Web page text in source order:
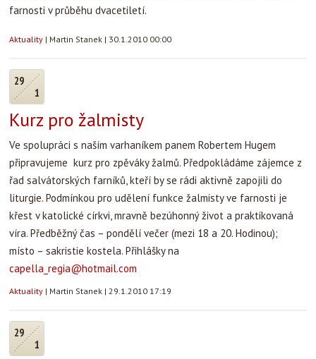
farnosti v průběhu dvacetiletí.
Aktuality | Martin Stanek | 30.1.2010 00:00
29
1
Kurz pro žalmisty
Ve spolupráci s naším varhaníkem panem Robertem Hugem
připravujeme kurz pro zpěváky žalmů. Předpokládáme zájemce z
řad salvátorských farníků, kteří by se rádi aktivně zapojili do
liturgie. Podmínkou pro udělení funkce žalmisty ve farnosti je
křest v katolické církvi, mravně bezúhonný život a praktikovaná
víra. Předběžný čas – pondělí večer (mezi 18 a 20. Hodinou);
místo – sakristie kostela. Přihlášky na
capella_regia@hotmail.com
Aktuality | Martin Stanek | 29.1.2010 17:19
29
1